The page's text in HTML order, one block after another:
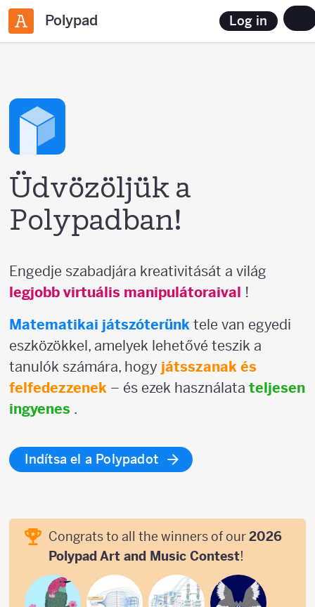
Polypad Log in
Üdvözöljük a
Polypadban!
Engedje szabadjára kreativitását a világ
legjobb virtuális manipulátoraival !
Matematikai játszóterünk tele van egyedi
eszközökkel, amelyek lehetővé teszik a
tanulók számára, hogy játsszanak és
felfedezzenek – és ezek használata teljesen
ingyenes .
Indítsa el a Polypadot
Congrats to all the winners of our2026
Polypad Art and Music Contest!